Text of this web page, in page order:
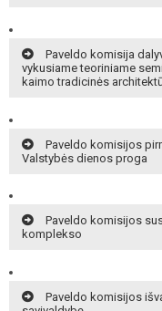
Paveldo komisija
vykusiame teoriniame
kaimo tradicinės
Paveldo komisijos
Valstybės dienos proga
Paveldo komisijos
komplekso
Paveldo komisijos